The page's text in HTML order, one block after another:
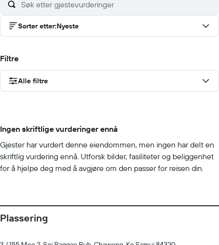
Sorter etter:Nyeste
Filtre
Alle filtre
Ingen skriftlige vurderinger ennå
Gjester har vurdert denne eiendommen, men ingen har delt en
skriftlig vurdering ennå. Utforsk bilder, fasiliteter og beliggenhet
for å hjelpe deg med å avgjøre om den passer for reisen din.
Plassering